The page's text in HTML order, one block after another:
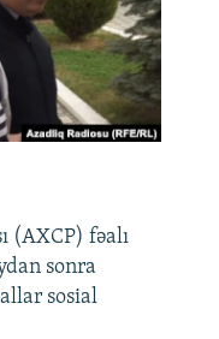
(AXCP) fəalı
sonra
sosial